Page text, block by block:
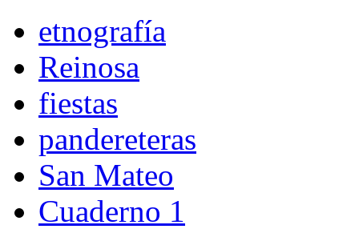
etnografía
Reinosa
fiestas
pandereteras
San Mateo
Cuaderno 1